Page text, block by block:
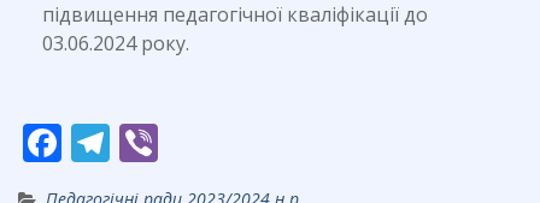
підвищення педагогічної кваліфікації до
03.06.2024 року.
F
ac
T
el b